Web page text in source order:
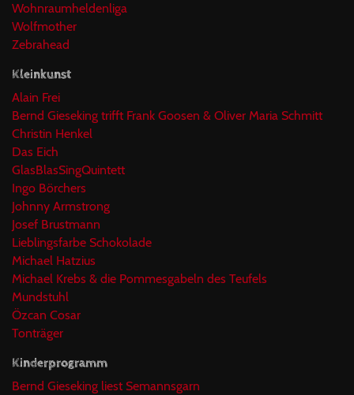
Wohnraumheldenliga
Wolfmother
Zebrahead
Kleinkunst
Alain Frei
Bernd Gieseking trifft Frank Goosen & Oliver Maria Schmitt
Christin Henkel
Das Eich
GlasBlasSingQuintett
Ingo Börchers
Johnny Armstrong
Josef Brustmann
Lieblingsfarbe Schokolade
Michael Hatzius
Michael Krebs & die Pommesgabeln des Teufels
Mundstuhl
Özcan Cosar
Tonträger
Kinderprogramm
Bernd Gieseking liest Semannsgarn